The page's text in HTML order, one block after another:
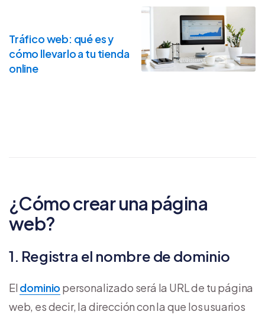
Tráfico web: qué es y
cómo llevarlo a tu tienda
online
¿Cómo crear una página
web?
1. Registra el nombre de dominio
El dominio personalizado será la URL de tu página
web, es decir, la dirección con la que los usuarios